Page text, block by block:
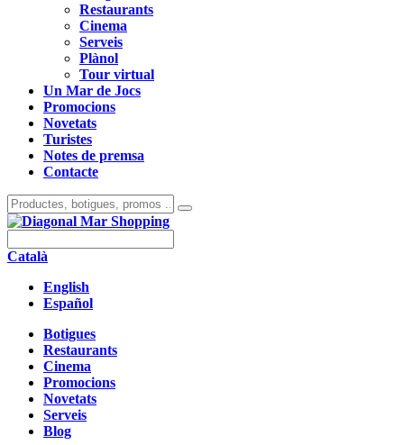
Restaurants
Cinema
Serveis
Plànol
Tour virtual
Un Mar de Jocs
Promocions
Novetats
Turistes
Notes de premsa
Contacte
Català
English
Español
Botigues
Restaurants
Cinema
Promocions
Novetats
Serveis
Blog